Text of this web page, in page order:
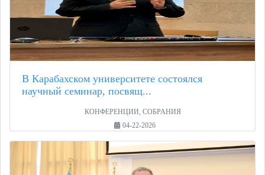
В Карабахском университете состоялся
научный семинар, посвящ...
КОНФЕРЕНЦИИ, СОБРАНИЯ
04-22-2026